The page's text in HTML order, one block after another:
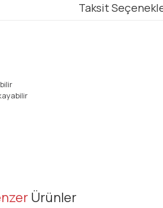
Taksit
noktaları öneri formunu kullanarak
Ürünler